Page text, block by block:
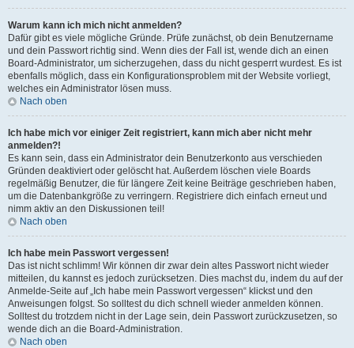
Warum kann ich mich nicht anmelden?
Dafür gibt es viele mögliche Gründe. Prüfe zunächst, ob dein Benutzername
und dein Passwort richtig sind. Wenn dies der Fall ist, wende dich an einen
Board-Administrator, um sicherzugehen, dass du nicht gesperrt wurdest. Es ist
ebenfalls möglich, dass ein Konfigurationsproblem mit der Website vorliegt,
welches ein Administrator lösen muss.
Nach oben
Ich habe mich vor einiger Zeit registriert, kann mich aber nicht mehr
anmelden?!
Es kann sein, dass ein Administrator dein Benutzerkonto aus verschieden
Gründen deaktiviert oder gelöscht hat. Außerdem löschen viele Boards
regelmäßig Benutzer, die für längere Zeit keine Beiträge geschrieben haben,
um die Datenbankgröße zu verringern. Registriere dich einfach erneut und
nimm aktiv an den Diskussionen teil!
Nach oben
Ich habe mein Passwort vergessen!
Das ist nicht schlimm! Wir können dir zwar dein altes Passwort nicht wieder
mitteilen, du kannst es jedoch zurücksetzen. Dies machst du, indem du auf der
Anmelde-Seite auf „Ich habe mein Passwort vergessen“ klickst und den
Anweisungen folgst. So solltest du dich schnell wieder anmelden können.
Solltest du trotzdem nicht in der Lage sein, dein Passwort zurückzusetzen, so
wende dich an die Board-Administration.
Nach oben